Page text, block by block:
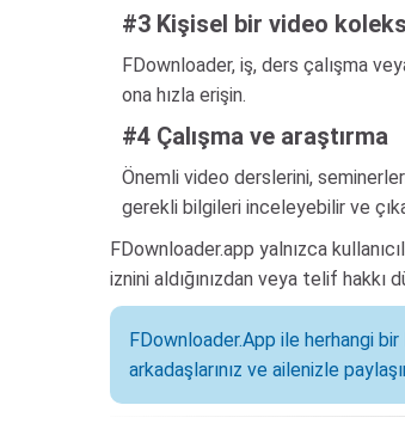
#3 Kişisel bir video
FDownloader, iş, ders çalışma
ona hızla erişin.
#4 Çalışma ve araştırma
Önemli video derslerini,
gerekli bilgileri inceleyebilir ve
FDownloader.app yalnızca
iznini aldığınızdan veya telif hakkı
FDownloader.App ile herhangi
arkadaşlarınız ve ailenizle